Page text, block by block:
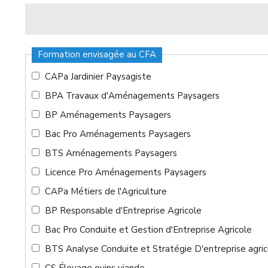
Formation envisagée au CFA
CAPa Jardinier Paysagiste
BPA Travaux d'Aménagements Paysagers
BP Aménagements Paysagers
Bac Pro Aménagements Paysagers
BTS Aménagements Paysagers
Licence Pro Aménagements Paysagers
CAPa Métiers de l'Agriculture
BP Responsable d'Entreprise Agricole
Bac Pro Conduite et Gestion d'Entreprise Agricole
BTS Analyse Conduite et Stratégie D'entreprise